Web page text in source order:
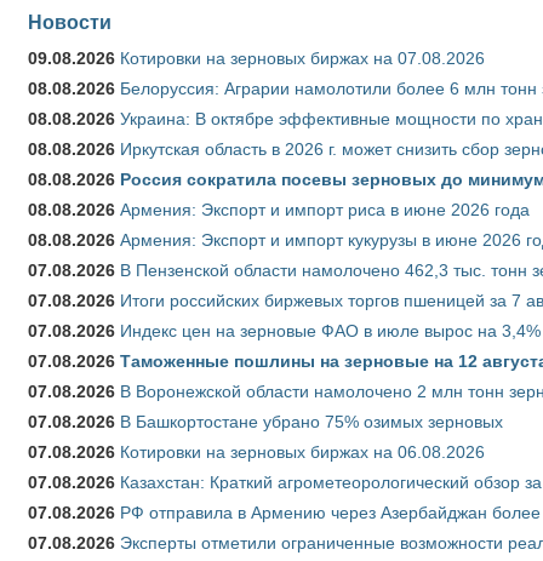
Новости
09.08.2026 Котировки на зерновых биржах на 07.08.2026
08.08.2026 Белоруссия: Аграрии намолотили более 6 млн тонн
08.08.2026 Украина: В октябре эффективные мощности по
08.08.2026 Иркутская область в 2026 г. может снизить сбор
08.08.2026 Россия сократила посевы зерновых до
08.08.2026 Армения: Экспорт и импорт риса в июне 2026 года
08.08.2026 Армения: Экспорт и импорт кукурузы в июне 2026
07.08.2026 В Пензенской области намолочено 462,3 тыс. тонн
07.08.2026 Итоги российских биржевых торгов пшеницей за 7
07.08.2026 Индекс цен на зерновые ФАО в июле вырос на 3,4%
07.08.2026 Таможенные пошлины на зерновые на 12
07.08.2026 В Воронежской области намолочено 2 млн тонн
07.08.2026 В Башкортостане убрано 75% озимых зерновых
07.08.2026 Котировки на зерновых биржах на 06.08.2026
07.08.2026 Казахстан: Краткий агрометеорологический обзор
07.08.2026 РФ отправила в Армению через Азербайджан более
07.08.2026 Эксперты отметили ограниченные возможности